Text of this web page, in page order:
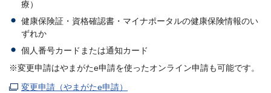
療）
健康保険証・資格確認書・マイナポータルの健康保険情報のい
ずれか
個人番号カードまたは通知カード
※変更申請はやまがたe申請を使ったオンライン申請も可能です。
変更申請（やまがたe申請）